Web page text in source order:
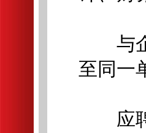
与企
至同一
应聘